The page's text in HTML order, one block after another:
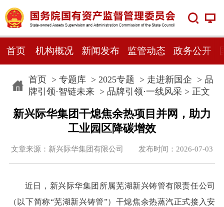
首页 机构概况 新闻发布 监管动态 政务公开
首页> 专题库> 2025专题 > 走进新国企 > 品
牌引领·智链未来> 品牌引领·一线风采> 正文
新兴际华集团干熄焦余热项目并网，助力
工业园区降碳增效
文章来源：新兴际华集团有限公司 发布时间：2026-07-03
近日，新兴际华集团所属芜湖新兴铸管有限责任公司
（以下简称“芜湖新兴铸管”）干熄焦余热蒸汽正式接入安